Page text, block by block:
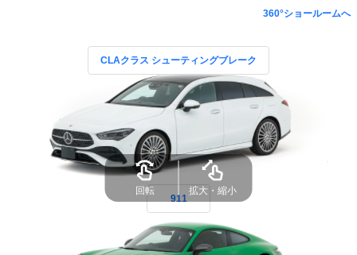
360°ショールームへ
CLAクラス シューティングブレーク
911
回転 拡大・縮小